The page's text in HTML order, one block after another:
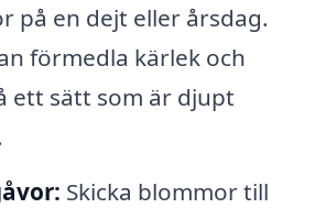
på en dejt eller årsdag.
förmedla kärlek och
ett sätt som är djupt
Skicka blommor till